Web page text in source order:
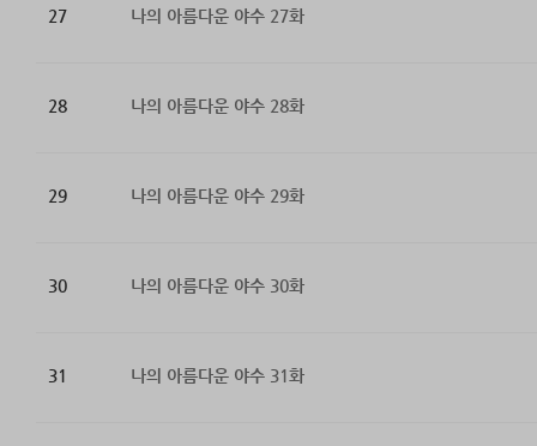
27 나의 아름다운 야수 27화
28 나의 아름다운 야수 28화
29 나의 아름다운 야수 29화
30 나의 아름다운 야수 30화
31 나의 아름다운 야수 31화